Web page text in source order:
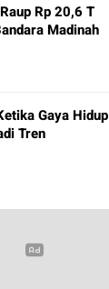
Rp 20,6 T
Madinah
Gaya Hidup
Tren